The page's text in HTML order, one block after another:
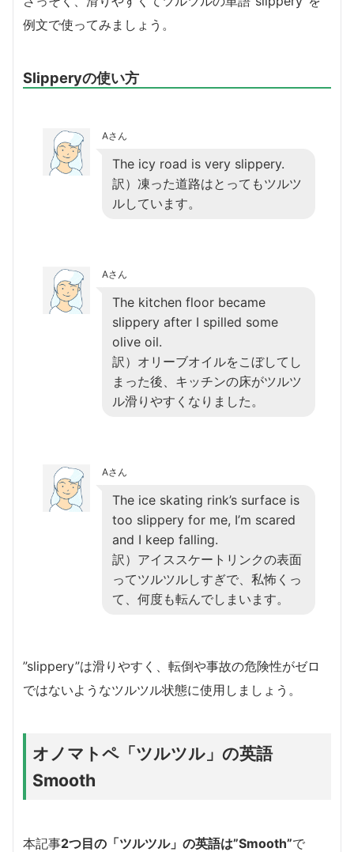
例文で使ってみましょう。
Slipperyの使い方
Aさん
The icy road is very slippery.
訳）凍った道路はとってもツルツ
ルしています。
Aさん
The kitchen floor became
slippery after I spilled some
olive oil.
訳）オリーブオイルをこぼしてし
まった後、キッチンの床がツルツ
ル滑りやすくなりました。
Aさん
The ice skating rink’s surface is
too slippery for me, I’m scared
and I keep falling.
訳）アイススケートリンクの表面
ってツルツルしすぎで、私怖くっ
て、何度も転んでしまいます。
”slippery”は滑りやすく、転倒や事故の危険性がゼロ
ではないようなツルツル状態に使用しましょう。
オノマトペ「ツルツル」の英語
Smooth
本記事2つ目の「ツルツル」の英語は”Smooth”で